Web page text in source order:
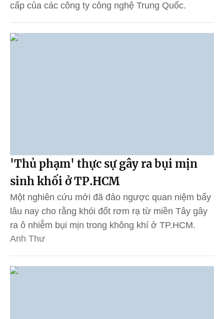
cấp của các công ty công nghệ Trung Quốc.
'Thủ phạm' thực sự gây ra bụi mịn
sinh khối ở TP.HCM
Một nghiên cứu mới đã đảo ngược quan niệm bấy
lâu nay cho rằng khói đốt rơm rạ từ miền Tây gây
ra ô nhiễm bụi mịn trong không khí ở TP.HCM.
Anh Thư